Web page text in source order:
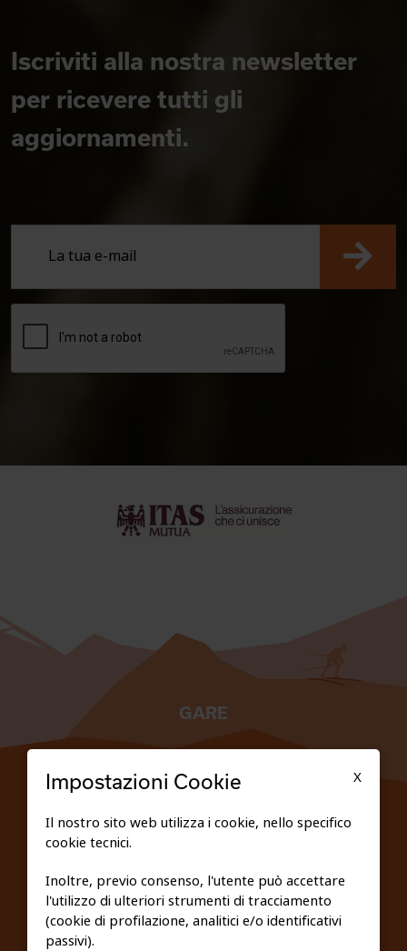
Iscriviti alla nostra newsletter
per ricevere tutti gli
aggiornamenti.
GARE
PRIVACY E COOKIE POLICY
X
Impostazioni Cookie
Il nostro sito web utilizza i cookie, nello specifico
cookie tecnici.
Inoltre, previo consenso, l'utente può accettare
l'utilizzo di ulteriori strumenti di tracciamento
(cookie di profilazione, analitici e/o identificativi
passivi).